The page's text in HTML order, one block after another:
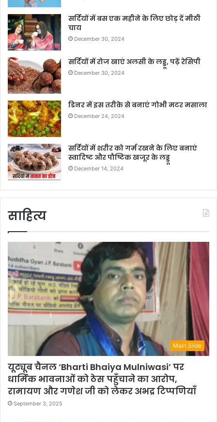
सर्दियों में बस एक महीने के लिए छोड़ दें मीठी
चाय
December 30, 2024
सर्दियों में रोज खाएं अलसी के लड्डू, पढ़ें रेसिपी
December 30, 2024
डिनर में इस तरीके से बनाएं गोभी मटर मसाला
December 24, 2024
सर्दियों में शरीर को गर्म रखने के लिए बनाएं
स्वादिष्ट और पौष्टिक खजूर के लड्डू
December 14, 2024
साहित्य
Main Slide
यूट्यूब चैनल ‘Bharti Bhaiya Mulniwasi’ पर
धार्मिक भावनाओं को ठेस पहुँचाने का आरोप,
रामायण और गणेश जी को लेकर अभद्र टिप्पणियाँ
September 3, 2025